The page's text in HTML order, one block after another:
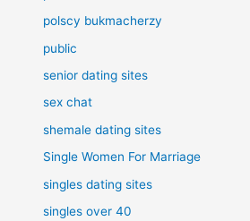
polscy bukmacherzy
public
senior dating sites
sex chat
shemale dating sites
Single Women For Marriage
singles dating sites
singles over 40